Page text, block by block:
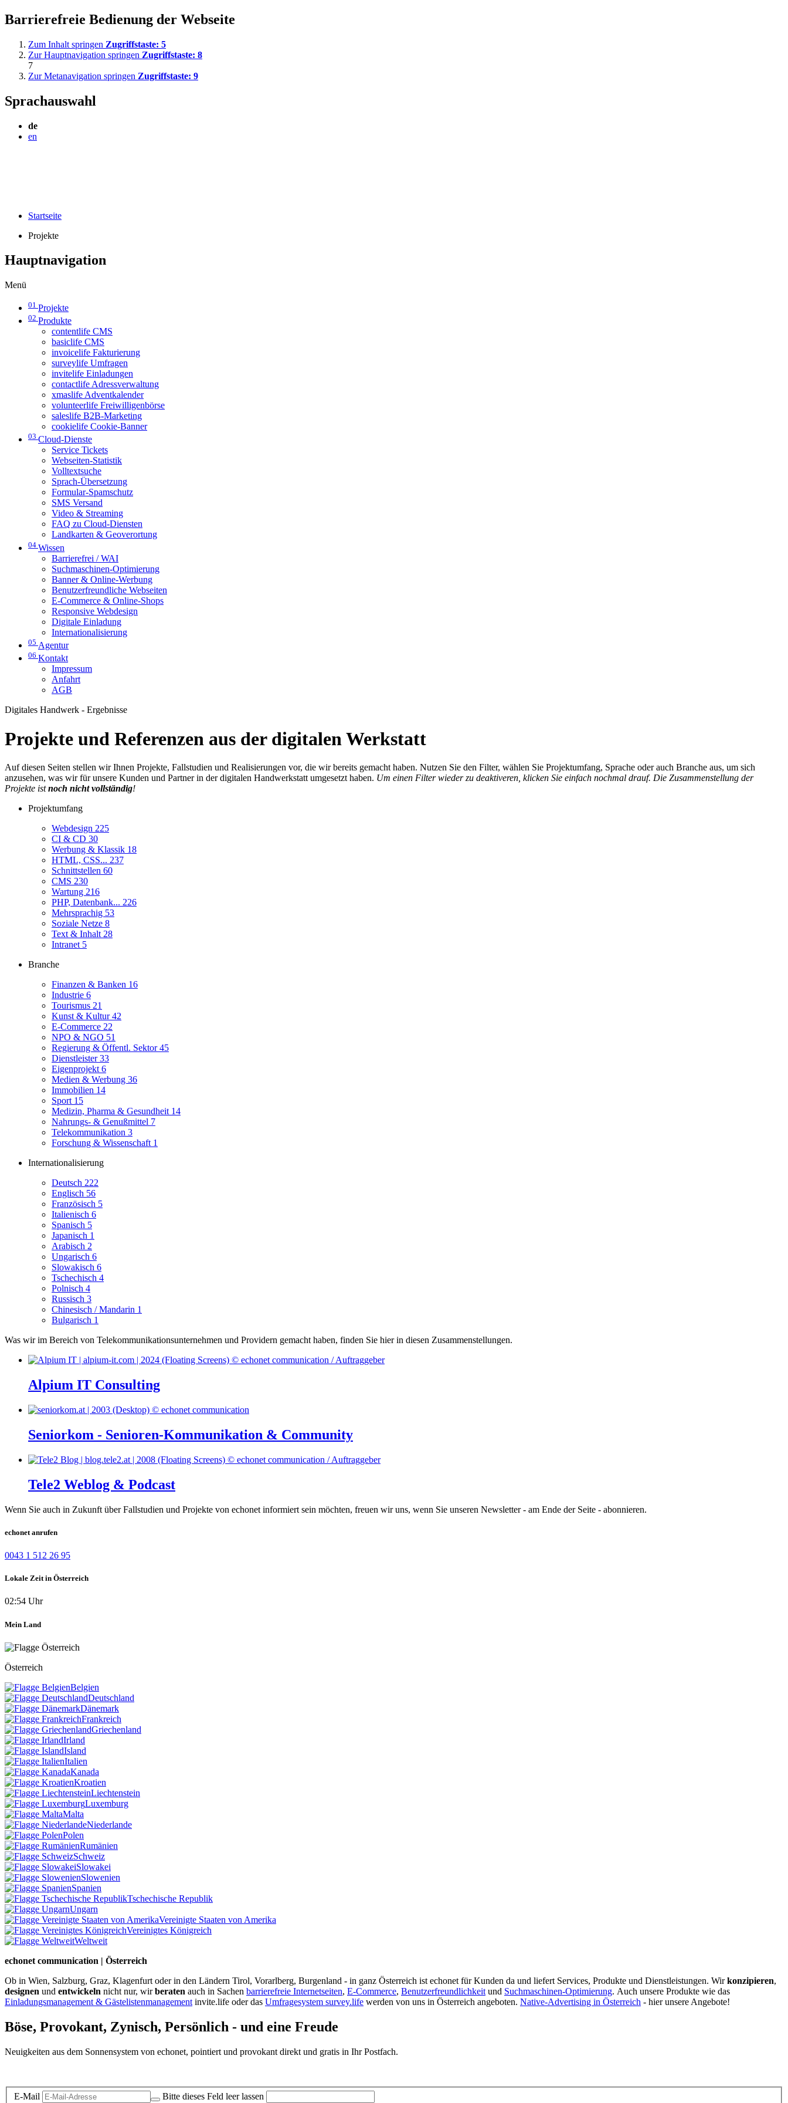
Barrierefreie Bedienung der Webseite
Zum Inhalt springen Zugriffstaste: 5
Zur Hauptnavigation springen Zugriffstaste: 8
7
Zur Metanavigation springen Zugriffstaste: 9
Sprachauswahl
de
en
Startseite
Projekte
Hauptnavigation
Menü
01 Projekte
02 Produkte
contentlife CMS
basiclife CMS
invoicelife Fakturierung
surveylife Umfragen
invitelife Einladungen
contactlife Adressverwaltung
xmaslife Adventkalender
volunteerlife Freiwilligenbörse
saleslife B2B-Marketing
cookielife Cookie-Banner
03 Cloud-Dienste
Service Tickets
Webseiten-Statistik
Volltextsuche
Sprach-Übersetzung
Formular-Spamschutz
SMS Versand
Video & Streaming
FAQ zu Cloud-Diensten
Landkarten & Geoverortung
04 Wissen
Barrierefrei / WAI
Suchmaschinen-Optimierung
Banner & Online-Werbung
Benutzerfreundliche Webseiten
E-Commerce & Online-Shops
Responsive Webdesign
Digitale Einladung
Internationalisierung
05 Agentur
06 Kontakt
Impressum
Anfahrt
AGB
Digitales Handwerk - Ergebnisse
Projekte und Referenzen aus der digitalen Werkstatt
Auf diesen Seiten stellen wir Ihnen Projekte, Fallstudien und Realisierungen vor, die wir bereits gemacht haben. Nutzen Sie den Filter, wählen Sie Projektumfang, Sprache oder auch Branche aus, um sich
anzusehen, was wir für unsere Kunden und Partner in der digitalen Handwerkstatt umgesetzt haben. Um einen Filter wieder zu deaktiveren, klicken Sie einfach nochmal drauf. Die Zusammenstellung der
Projekte istnoch nicht vollständig!
Projektumfang
Webdesign 225
CI & CD 30
Werbung & Klassik 18
HTML, CSS... 237
Schnittstellen 60
CMS 230
Wartung 216
PHP, Datenbank... 226
Mehrsprachig 53
Soziale Netze 8
Text & Inhalt 28
Intranet 5
Branche
Finanzen & Banken 16
Industrie 6
Tourismus 21
Kunst & Kultur42
E-Commerce 22
NPO & NGO 51
Regierung & Öffentl. Sektor45
Dienstleister33
Eigenprojekt 6
Medien & Werbung 36
Immobilien 14
Sport 15
Medizin, Pharma & Gesundheit 14
Nahrungs- & Genußmittel 7
Telekommunikation 3
Forschung & Wissenschaft 1
Internationalisierung
Deutsch 222
Englisch 56
Französisch 5
Italienisch 6
Spanisch 5
Japanisch 1
Arabisch 2
Ungarisch 6
Slowakisch 6
Tschechisch 4
Polnisch 4
Russisch 3
Chinesisch / Mandarin 1
Bulgarisch 1
Was wir im Bereich von Telekommunikationsunternehmen und Providern gemacht haben, finden Sie hier in diesen Zusammenstellungen.
Alpium IT Consulting
Seniorkom - Senioren-Kommunikation & Community
Tele2 Weblog & Podcast
Wenn Sie auch in Zukunft über Fallstudien und Projekte von echonet informiert sein möchten, freuen wir uns, wenn Sie unseren Newsletter - am Ende der Seite - abonnieren.
echonet anrufen
0043 1 512 26 95
Lokale Zeit in Österreich
02:54 Uhr
Mein Land
Österreich
Belgien
Deutschland
Dänemark
Frankreich
Griechenland
Irland
Island
Italien
Kanada
Kroatien
Liechtenstein
Luxemburg
Malta
Niederlande
Polen
Rumänien
Schweiz
Slowakei
Slowenien
Spanien
Tschechische Republik
Ungarn
Vereinigte Staaten von Amerika
Vereinigtes Königreich
Weltweit
echonet communication | Österreich
Ob in Wien, Salzburg, Graz, Klagenfurt oder in den Ländern Tirol, Vorarlberg, Burgenland - in ganz Österreich ist echonet für Kunden da und liefert Services, Produkte und Dienstleistungen. Wirkonzipieren,
designen und entwickeln nicht nur, wirberaten auch in Sachen barrierefreie Internetseiten, E-Commerce, Benutzerfreundlichkeit und Suchmaschinen-Optimierung. Auch unsere Produkte wie das
Einladungsmanagement & Gästelistenmanagement invite.life oder das Umfragesystem survey.life werden von uns in Österreich angeboten. Native-Advertising in Österreich - hier unsere Angebote!
Böse, Provokant, Zynisch, Persönlich - und eine Freude
Neuigkeiten aus dem Sonnensystem von echonet, pointiert und provokant direkt und gratis in Ihr Postfach.
E-Mail Bitte dieses Feld leer lassen